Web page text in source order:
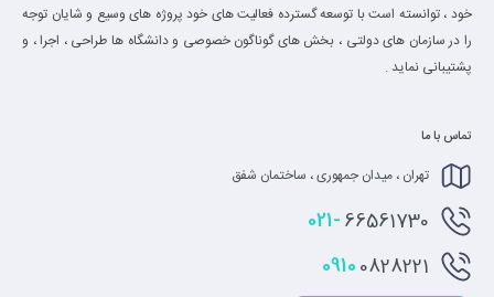
خود ، توانسته است با توسعه گسترده فعالیت های خود پروژه های وسیع و شایان توجه
را در سازمان های دولتی ، بخش های گوناگون خصوصی و دانشگاه ها طراحی ، اجرا ، و
پشتیبانی نماید .
تماس با ما
تهران ، میدان جمهوری ، ساختمان شفق
021-66561730
09100828221